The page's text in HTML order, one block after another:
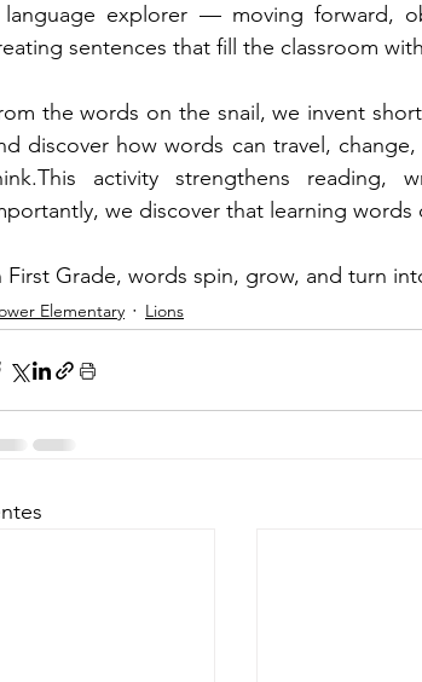
language explorer — moving forward,
sentences that fill the classroom
the words on the snail, we invent
discover how words can travel,
activity strengthens reading,
we discover that learning words
First Grade, words spin, grow, and turn
Elementary Lions